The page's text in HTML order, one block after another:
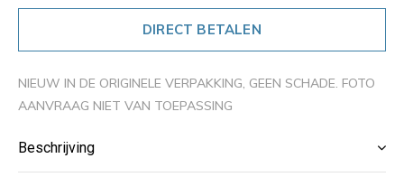
DIRECT BETALEN
NIEUW IN DE ORIGINELE VERPAKKING, GEEN SCHADE. FOTO
AANVRAAG NIET VAN TOEPASSING
Beschrijving